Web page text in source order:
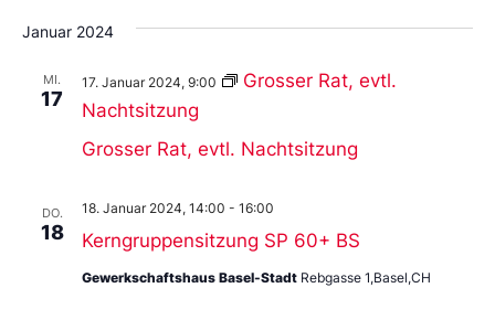
Sie
das
aus.
Januar 2024
MI.
17
Grosser Rat, evtl. Nachtsitzung
17. Januar 2024, 9:00
Grosser Rat, evtl.
Nachtsitzung
DO.
18 Kerngruppensitzung SP 60+ BS
18. Januar 2024, 14:00 - 16:00
Gewerkschaftshaus Basel-Stadt Rebgasse 1,Basel,CH